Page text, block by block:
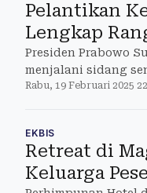
Pelantikan
Lengkap
Presiden Prabowo
menjalani sidang
Rabu, 19 Februari 2025
EKBIS
Retreat di
Keluarga